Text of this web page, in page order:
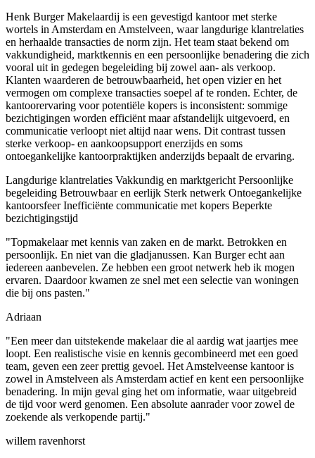
Henk Burger Makelaardij is een gevestigd kantoor met sterke
wortels in Amsterdam en Amstelveen, waar langdurige klantrelaties
en herhaalde transacties de norm zijn. Het team staat bekend om
vakkundigheid, marktkennis en een persoonlijke benadering die zich
vooral uit in gedegen begeleiding bij zowel aan- als verkoop.
Klanten waarderen de betrouwbaarheid, het open vizier en het
vermogen om complexe transacties soepel af te ronden. Echter, de
kantoorervaring voor potentiële kopers is inconsistent: sommige
bezichtigingen worden efficiënt maar afstandelijk uitgevoerd, en
communicatie verloopt niet altijd naar wens. Dit contrast tussen
sterke verkoop- en aankoopsupport enerzijds en soms
ontoegankelijke kantoorpraktijken anderzijds bepaalt de ervaring.
Langdurige klantrelaties Vakkundig en marktgerichtPersoonlijke
begeleiding Betrouwbaar en eerlijk Sterk netwerk Ontoegankelijke
kantoorsfeerInefficiënte communicatie met kopers Beperkte
bezichtigingstijd
"Topmakelaar met kennis van zaken en de markt. Betrokken en
persoonlijk. En niet van die gladjanussen. Kan Burger echt aan
iedereen aanbevelen. Ze hebben een groot netwerk heb ik mogen
ervaren. Daardoor kwamen ze snel met een selectie van woningen
die bij ons pasten."
Adriaan
"Een meer dan uitstekende makelaar die al aardig wat jaartjes mee
loopt. Een realistische visie en kennis gecombineerd met een goed
team, geven een zeer prettig gevoel. Het Amstelveense kantoor is
zowel in Amstelveen als Amsterdam actief en kent een persoonlijke
benadering. In mijn geval ging het om informatie, waar uitgebreid
de tijd voor werd genomen. Een absolute aanrader voor zowel de
zoekende als verkopende partij."
willem ravenhorst